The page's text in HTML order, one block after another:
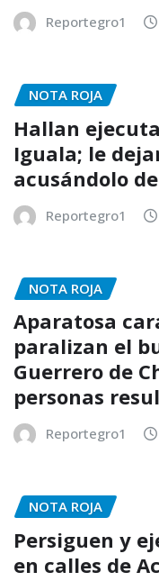
Reportegro1
NOTA ROJA
Hallan
Iguala; le
acusándolo
Reportegro1
NOTA ROJA
Aparatosa
paralizan el
Guerrero de
personas
Reportegro1
NOTA ROJA
Persiguen y
en calles de